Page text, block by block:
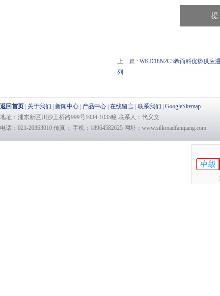
上一篇 : WKD18N2C3希而科优势供应
列
返回首页 关于我们 新闻中心 产品中心 在线留言 联系我们
GoogleSitemap
地址：浦东新区川沙王桥路999号1034-1035幢 联系人：代义文
电话：021-20363010 传真： 手机：18964582625 网址：www.silkroadfanqiang.com